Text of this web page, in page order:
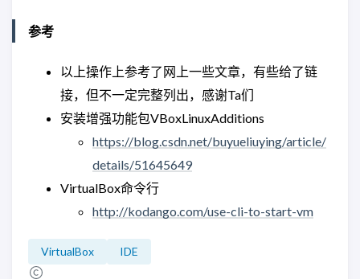
参考
以上操作上参考了网上一些文章，有些给了链
接，但不一定完整列出，感谢Ta们
安装增强功能包VBoxLinuxAdditions
https://blog.csdn.net/buyueliuying/article/
details/51645649
VirtualBox命令行
http://kodango.com/use-cli-to-start-vm
VirtualBox IDE